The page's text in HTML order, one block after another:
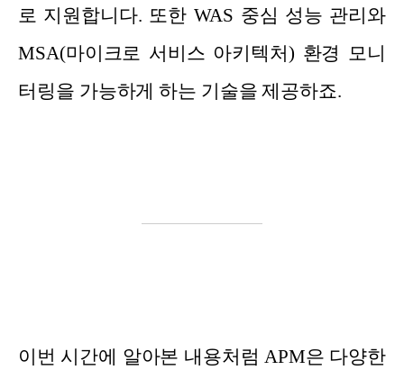
로 지원합니다. 또한 WAS 중심 성능 관리와
MSA(마이크로 서비스 아키텍처) 환경 모니
터링을 가능하게 하는 기술을 제공하죠.
이번 시간에 알아본 내용처럼 APM은 다양한